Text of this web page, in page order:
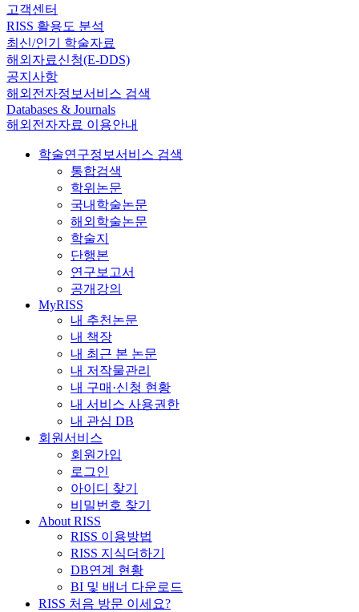
고객센터
RISS 활용도 분석
최신/인기 학술자료
해외자료신청(E-DDS)
공지사항
해외전자정보서비스 검색
Databases & Journals
해외전자자료 이용안내
학술연구정보서비스 검색
통합검색
학위논문
국내학술논문
해외학술논문
학술지
단행본
연구보고서
공개강의
MyRISS
내 추천논문
내 책장
내 최근 본 논문
내 저작물관리
내 구매·신청 현황
내 서비스 사용권한
내 관심 DB
회원서비스
회원가입
로그인
아이디 찾기
비밀번호 찾기
About RISS
RISS 이용방법
RISS 지식더하기
DB연계 현황
BI 및 배너 다운로드
RISS 처음 방문 이세요?